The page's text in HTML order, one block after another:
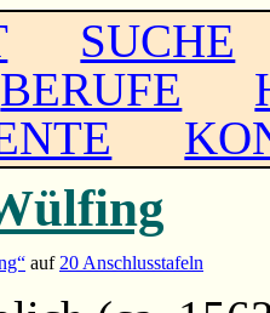
SUCHE
BERUFE
auf 20 Anschlusstafeln